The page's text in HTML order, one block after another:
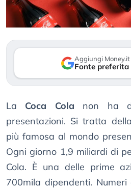
Aggiungi Money.it
Fonte preferita
La Coca Cola non ha
presentazioni. Si tratta
più famosa al mondo
Ogni giorno 1,9 miliardi di
Cola. È una delle prime
700mila dipendenti.